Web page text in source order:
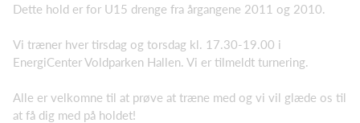
Dette hold er for U15 drenge fra årgangene 2011 og 2010.
Vi træner hver tirsdag og torsdag kl. 17.30-19.00 i
EnergiCenter Voldparken Hallen. Vi er tilmeldt turnering.
Alle er velkomne til at prøve at træne med og vi vil glæde os til
at få dig med på holdet!